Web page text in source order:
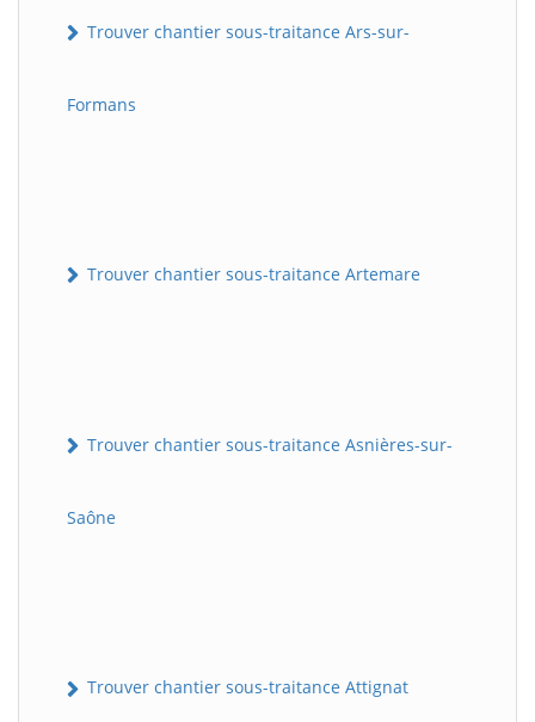
Trouver chantier sous-traitance Ars-sur-
Formans
Trouver chantier sous-traitance Artemare
Trouver chantier sous-traitance Asnières-sur-
Saône
Trouver chantier sous-traitance Attignat